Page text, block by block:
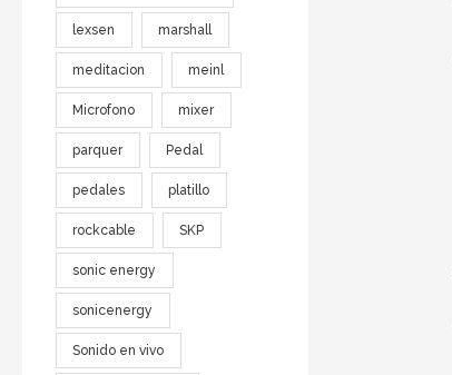
lexsen marshall
meditacion meinl
Microfono mixer
parquer Pedal
pedales platillo
rockcable SKP
sonic energy
sonicenergy
Sonido en vivo